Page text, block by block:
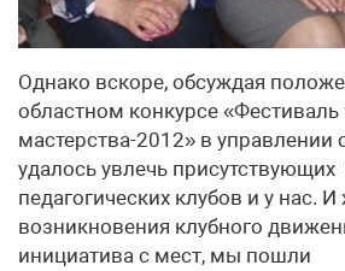
Однако вскоре, обсуждая
областном конкурсе «Фестиваль
мастерства-2012» в управлении
удалось увлечь
педагогических клубов и у нас.
возникновения клубного
инициатива с мест, мы пошли